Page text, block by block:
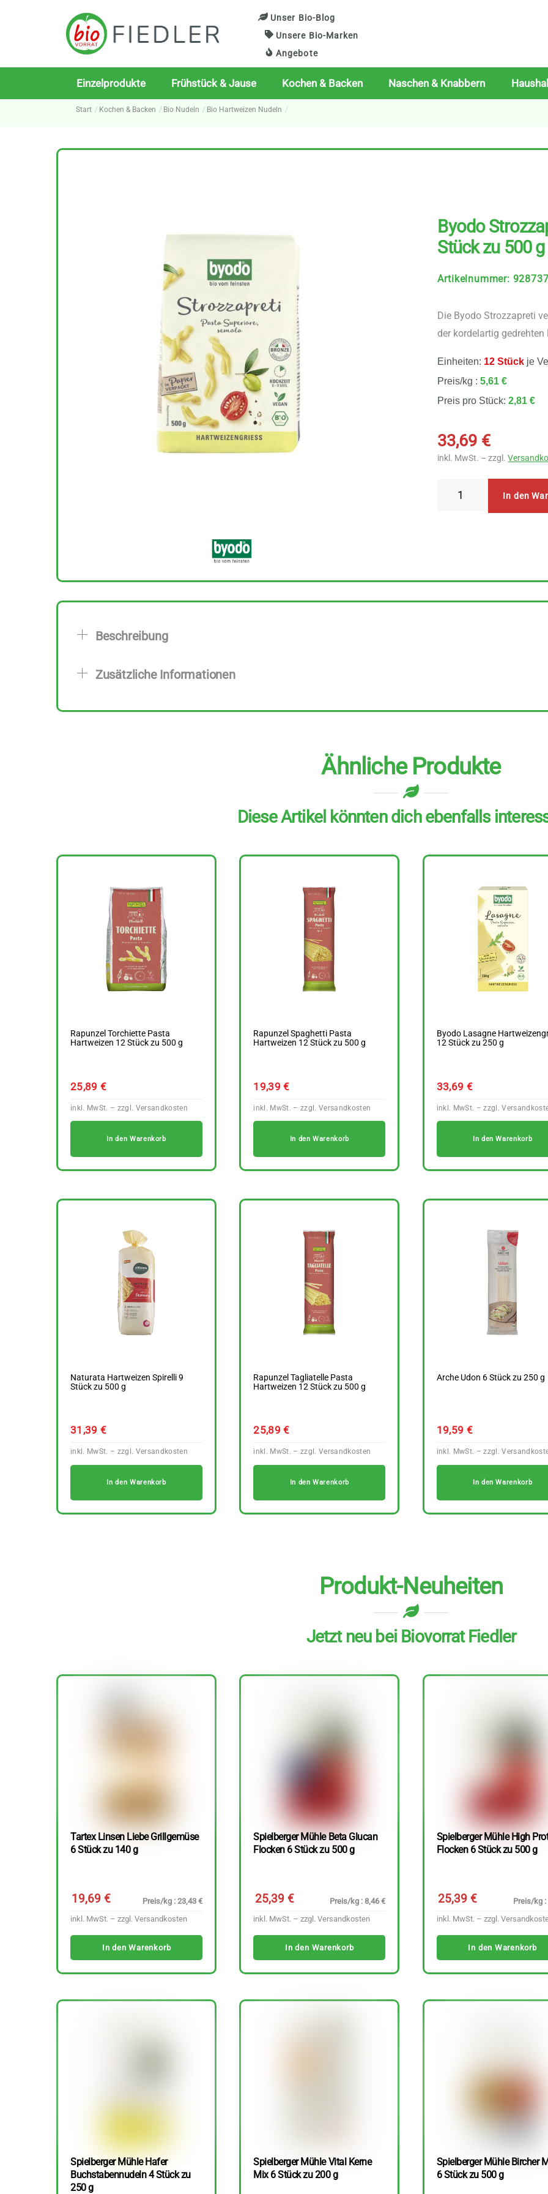
Unser Bio-Blog
Unsere Bio-Marken
Angebote
Einzelprodukte Frühstück & Jause Kochen & Backen Naschen & Knabbern
Start Kochen & Backen Bio Nudeln Bio Hartweizen Nudeln
Byodo
Stück zu 500 g
Artikelnummer:
Die Byodo Strozzapreti
der kordelartig
Einheiten: 12 Stück je
Preis/kg :5,61 €
Preis pro Stück:2,81 €
33,69 €
inkl. MwSt. – zzgl.
In den
Beschreibung
Zusätzliche Informationen
Ähnliche Produkte
Diese Artikel könnten dich ebenfalls
Rapunzel Torchiette Pasta
Hartweizen 12 Stück zu 500 g
25,89€
In den Warenkorb
Rapunzel Spaghetti Pasta
Hartweizen 12 Stück zu 500 g
19,39€
In den Warenkorb
Byodo Lasagne
12 Stück zu 250 g
33,69 €
In den Warenkorb
Naturata Hartweizen Spirelli 9
Stück zu 500 g
31,39€
In den Warenkorb
Rapunzel Tagliatelle Pasta
Hartweizen 12 Stück zu 500 g
25,89€
In den Warenkorb
Arche Udon 6 Stück zu 250 g
19,59 €
In den Warenkorb
Produkt-Neuheiten
Jetzt neu bei Biovorrat Fiedler
Tartex Linsen Liebe Grillgemüse
6 Stück zu 140 g
19,69€
Preis/kg : 23,43 €
inkl. MwSt. – zzgl. Versandkosten
In den Warenkorb
Spielberger Mühle Beta Glucan
Flocken 6 Stück zu 500 g
25,39 €
Preis/kg : 8,46 €
inkl. MwSt. – zzgl.Versandkosten
In den Warenkorb
Spielberger Mühle High
Flocken 6 Stück zu 500 g
25,39 €
Preis/kg :
inkl. MwSt. – zzgl.
In den Warenkorb
Spielberger Mühle Hafer
Buchstabennudeln 4 Stück zu
250 g
Spielberger Mühle Vital Kerne
Mix 6 Stück zu 200 g
Spielberger Mühle Bircher
6 Stück zu 500 g